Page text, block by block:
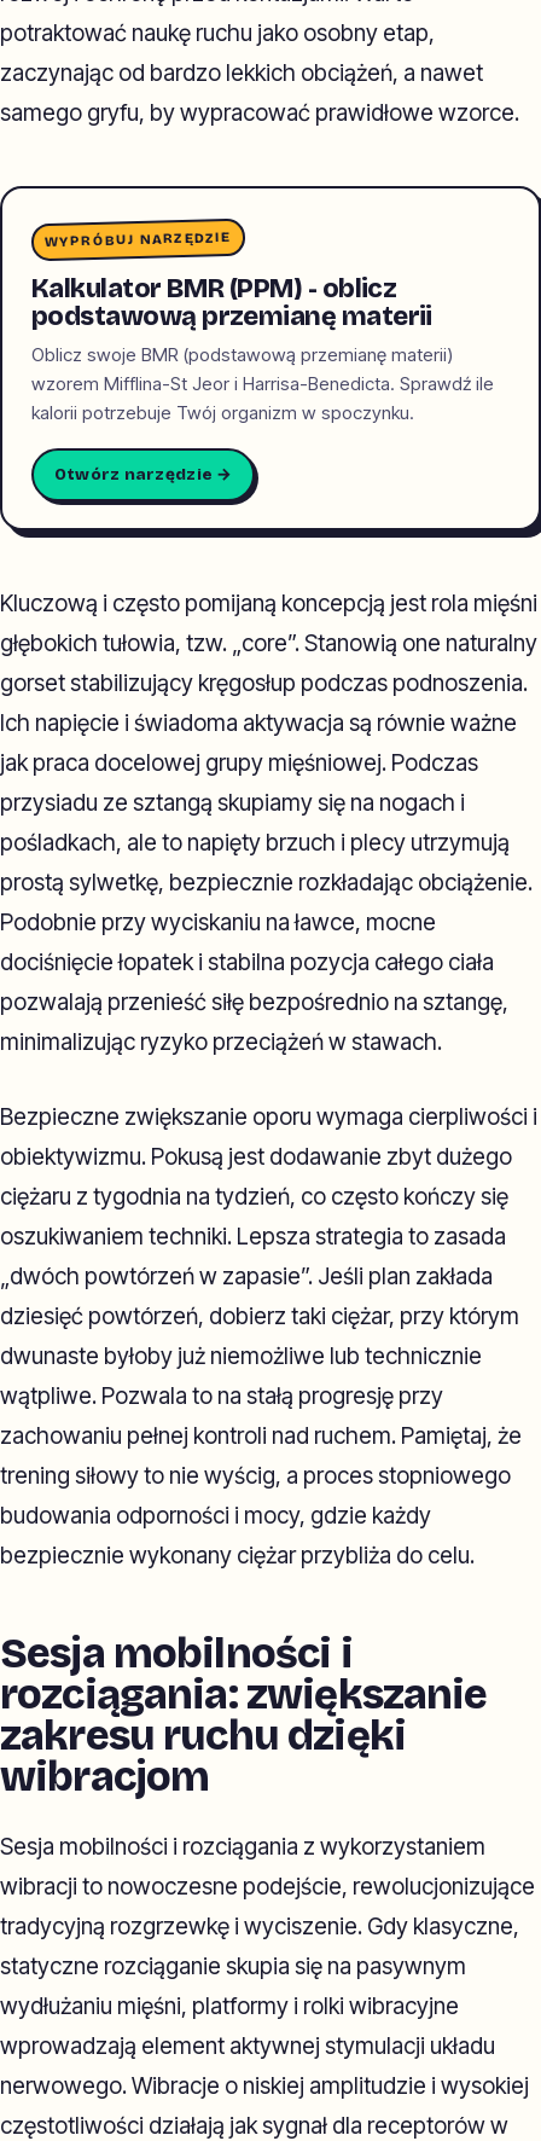
potraktować naukę ruchu jako osobny etap,
zaczynając od bardzo lekkich obciążeń, a nawet
samego gryfu, by wypracować prawidłowe wzorce.
WYPRÓBUJ NARZĘDZIE
Kalkulator BMR (PPM) - oblicz
podstawową przemianę materii
Oblicz swoje BMR (podstawową przemianę materii)
wzorem Mifflina-St Jeor i Harrisa-Benedicta. Sprawdź ile
kalorii potrzebuje Twój organizm w spoczynku.
Otwórz narzędzie →
Kluczową i często pomijaną koncepcją jest rola mięśni
głębokich tułowia, tzw. „core”. Stanowią one naturalny
gorset stabilizujący kręgosłup podczas podnoszenia.
Ich napięcie i świadoma aktywacja są równie ważne
jak praca docelowej grupy mięśniowej. Podczas
przysiadu ze sztangą skupiamy się na nogach i
pośladkach, ale to napięty brzuch i plecy utrzymują
prostą sylwetkę, bezpiecznie rozkładając obciążenie.
Podobnie przy wyciskaniu na ławce, mocne
dociśnięcie łopatek i stabilna pozycja całego ciała
pozwalają przenieść siłę bezpośrednio na sztangę,
minimalizując ryzyko przeciążeń w stawach.
Bezpieczne zwiększanie oporu wymaga cierpliwości i
obiektywizmu. Pokusą jest dodawanie zbyt dużego
ciężaru z tygodnia na tydzień, co często kończy się
oszukiwaniem techniki. Lepsza strategia to zasada
„dwóch powtórzeń w zapasie”. Jeśli plan zakłada
dziesięć powtórzeń, dobierz taki ciężar, przy którym
dwunaste byłoby już niemożliwe lub technicznie
wątpliwe. Pozwala to na stałą progresję przy
zachowaniu pełnej kontroli nad ruchem. Pamiętaj, że
trening siłowy to nie wyścig, a proces stopniowego
budowania odporności i mocy, gdzie każdy
bezpiecznie wykonany ciężar przybliża do celu.
Sesja mobilności i
rozciągania: zwiększanie
zakresu ruchu dzięki
wibracjom
Sesja mobilności i rozciągania z wykorzystaniem
wibracji to nowoczesne podejście, rewolucjonizujące
tradycyjną rozgrzewkę i wyciszenie. Gdy klasyczne,
statyczne rozciąganie skupia się na pasywnym
wydłużaniu mięśni, platformy i rolki wibracyjne
wprowadzają element aktywnej stymulacji układu
nerwowego. Wibracje o niskiej amplitudzie i wysokiej
częstotliwości działają jak sygnał dla receptorów w